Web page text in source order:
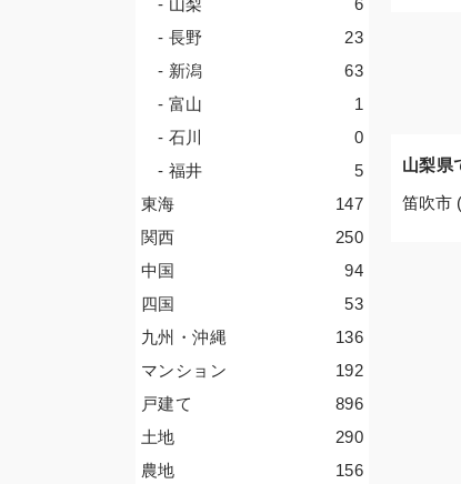
山梨県
笛吹市
6
- 山梨
23
- 長野
63
- 新潟
1
- 富山
0
- 石川
5
- 福井
147
東海
250
関西
94
中国
53
四国
136
九州・沖縄
192
マンション
896
戸建て
290
土地
156
農地